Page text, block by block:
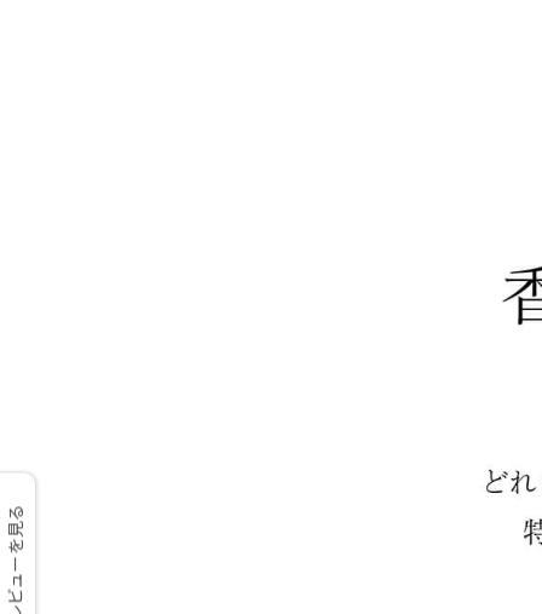
レビューを見る